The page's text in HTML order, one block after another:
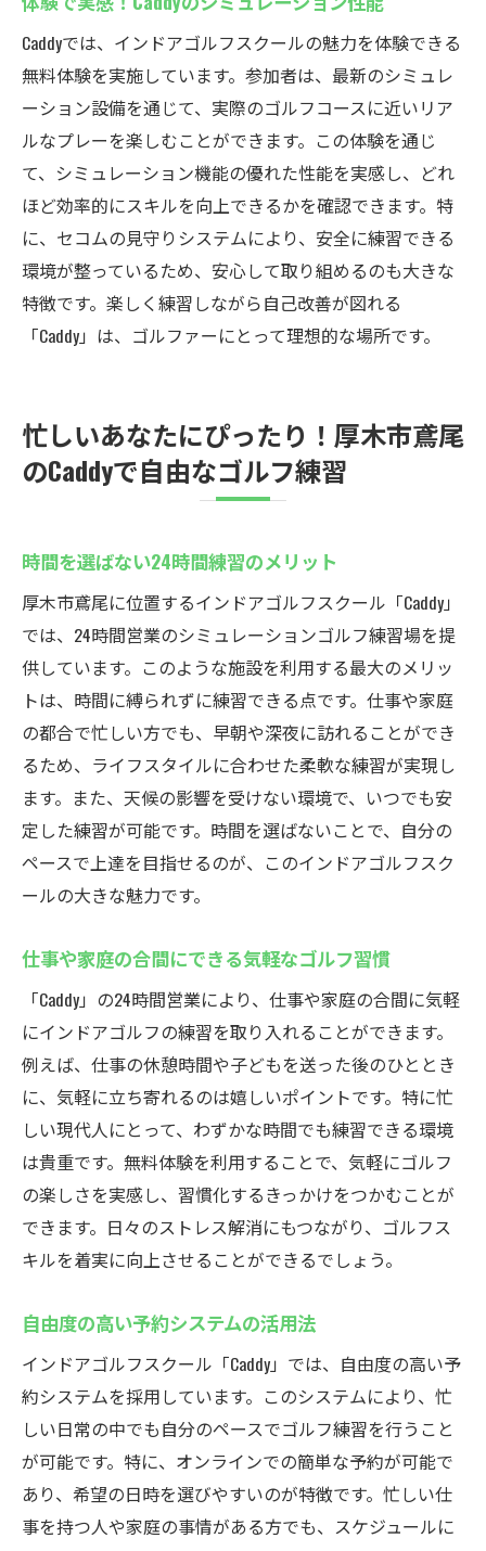
Caddyでは、インドアゴルフスクールの魅力を体験できる
無料体験を実施しています。参加者は、最新のシミュレ
ーション設備を通じて、実際のゴルフコースに近いリア
ルなプレーを楽しむことができます。この体験を通じ
て、シミュレーション機能の優れた性能を実感し、どれ
ほど効率的にスキルを向上できるかを確認できます。特
に、セコムの見守りシステムにより、安全に練習できる
環境が整っているため、安心して取り組めるのも大きな
特徴です。楽しく練習しながら自己改善が図れる
「Caddy」は、ゴルファーにとって理想的な場所です。
忙しいあなたにぴったり！厚木市鳶尾
のCaddyで自由なゴルフ練習
時間を選ばない24時間練習のメリット
厚木市鳶尾に位置するインドアゴルフスクール「Caddy」
では、24時間営業のシミュレーションゴルフ練習場を提
供しています。このような施設を利用する最大のメリッ
トは、時間に縛られずに練習できる点です。仕事や家庭
の都合で忙しい方でも、早朝や深夜に訪れることができ
るため、ライフスタイルに合わせた柔軟な練習が実現し
ます。また、天候の影響を受けない環境で、いつでも安
定した練習が可能です。時間を選ばないことで、自分の
ペースで上達を目指せるのが、このインドアゴルフスク
ールの大きな魅力です。
仕事や家庭の合間にできる気軽なゴルフ習慣
「Caddy」の24時間営業により、仕事や家庭の合間に気軽
にインドアゴルフの練習を取り入れることができます。
例えば、仕事の休憩時間や子どもを送った後のひととき
に、気軽に立ち寄れるのは嬉しいポイントです。特に忙
しい現代人にとって、わずかな時間でも練習できる環境
は貴重です。無料体験を利用することで、気軽にゴルフ
の楽しさを実感し、習慣化するきっかけをつかむことが
できます。日々のストレス解消にもつながり、ゴルフス
キルを着実に向上させることができるでしょう。
自由度の高い予約システムの活用法
インドアゴルフスクール「Caddy」では、自由度の高い予
約システムを採用しています。このシステムにより、忙
しい日常の中でも自分のペースでゴルフ練習を行うこと
が可能です。特に、オンラインでの簡単な予約が可能で
あり、希望の日時を選びやすいのが特徴です。忙しい仕
事を持つ人や家庭の事情がある方でも、スケジュールに